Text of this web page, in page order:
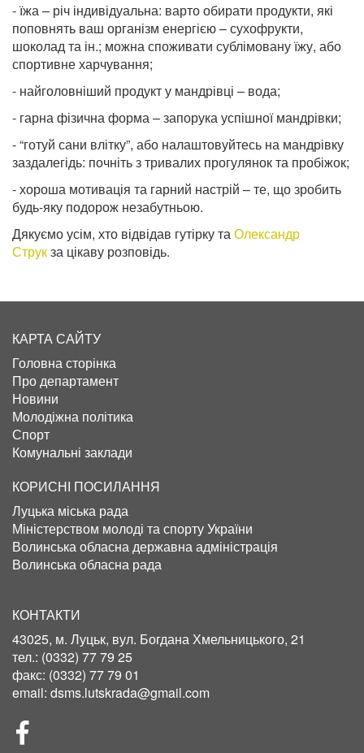
- їжа – річ індивідуальна: варто обирати продукти, які
поповнять ваш організм енергією – сухофрукти,
шоколад та ін.; можна споживати сублімовану їжу, або
спортивне харчування;
- найголовніший продукт у мандрівці – вода;
- гарна фізична форма – запорука успішної мандрівки;
- “готуй сани влітку”, або налаштовуйтесь на мандрівку
заздалегідь: почніть з тривалих прогулянок та пробіжок;
- хороша мотивація та гарний настрій – те, що зробить
будь-яку подорож незабутньою.
Дякуємо усім, хто відвідав гутірку таОлександр
Струкза цікаву розповідь.
КАРТА САЙТУ
Головна сторінка
Про департамент
Новини
Молодіжна політика
Спорт
Комунальні заклади
КОРИСНІ ПОСИЛАННЯ
Луцька міська рада
Міністерством молоді та спорту України
Волинська обласна державна адміністрація
Волинська обласна рада
КОНТАКТИ
43025, м. Луцьк, вул. Богдана Хмельницького, 21
тел.: (0332) 77 79 25
факс: (0332) 77 79 01
email: dsms.lutskrada@gmail.com
СОЦІЛЬНІ